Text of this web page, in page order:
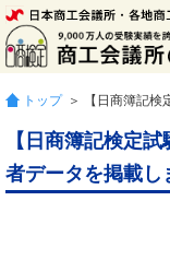
トップ ＞ 【日商簿記検定
【日商簿記検定
者データを掲載し